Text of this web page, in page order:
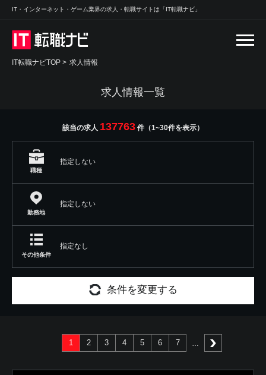
IT・インターネット・ゲーム業界の求人・転職サイトは「IT転職ナビ」
IT転職ナビTOP > 求人情報
求人情報一覧
該当の求人 137763 件（1~30件を表示）
職種
指定しない
勤務地
指定しない
その他条件
指定なし
条件を変更する
1 2 3 4 5 6 7